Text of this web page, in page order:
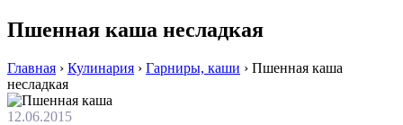
Пшенная каша несладкая
Главная › Кулинария › Гарниры, каши › Пшенная каша
несладкая
12.06.2015